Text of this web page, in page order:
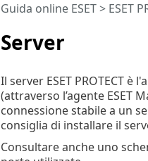
Server
Guida online ESET> ESET
Il server ESET PROTECT
(attraverso l’agente ESET
connessione stabile a un
consiglia di installare il
Consultare anche uno